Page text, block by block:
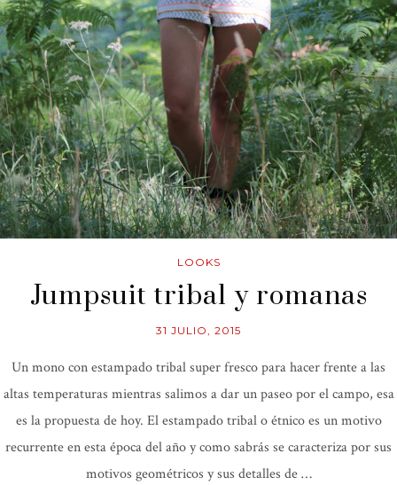
LOOKS
Jumpsuit tribal y romanas
31 JULIO, 2015
Un mono con estampado tribal super fresco para hacer frente a las
altas temperaturas mientras salimos a dar un paseo por el campo, esa
es la propuesta de hoy. El estampado tribal o étnico es un motivo
recurrente en esta época del año y como sabrás se caracteriza por sus
motivos geométricos y sus detalles de …